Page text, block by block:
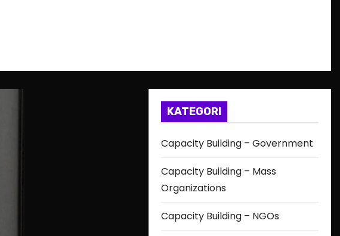
KATEGORI
Capacity Building – Government
Capacity Building – Mass
Organizations
Capacity Building – NGOs